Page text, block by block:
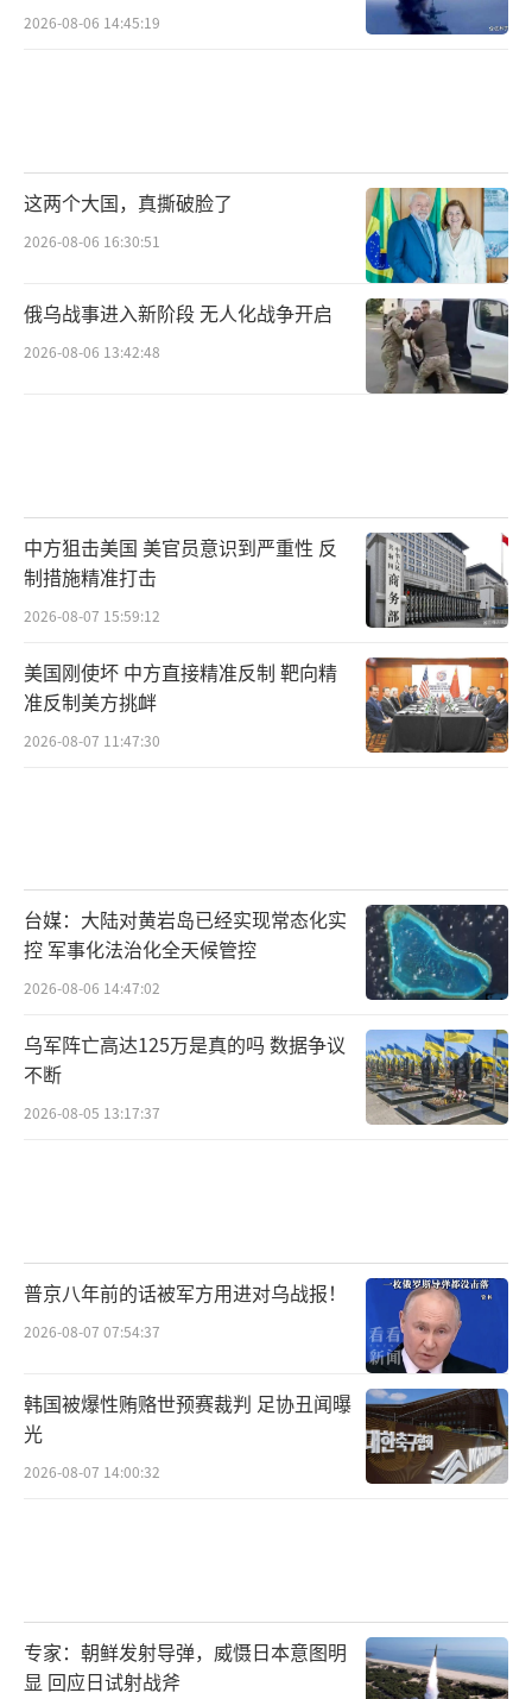
2026-08-06 14:45:19
这两个大国，真撕破脸了
2026-08-06 16:30:51
俄乌战事进入新阶段 无人化战争开启
2026-08-06 13:42:48
中方狙击美国 美官员意识到严重性 反
制措施精准打击
2026-08-07 15:59:12
美国刚使坏 中方直接精准反制 靶向精
准反制美方挑衅
2026-08-07 11:47:30
台媒：大陆对黄岩岛已经实现常态化实
控 军事化法治化全天候管控
2026-08-06 14:47:02
乌军阵亡高达125万是真的吗 数据争议
不断
2026-08-05 13:17:37
普京八年前的话被军方用进对乌战报！
2026-08-07 07:54:37
韩国被爆性贿赂世预赛裁判 足协丑闻曝
光
2026-08-07 14:00:32
专家：朝鲜发射导弹，威慑日本意图明
显 回应日试射战斧